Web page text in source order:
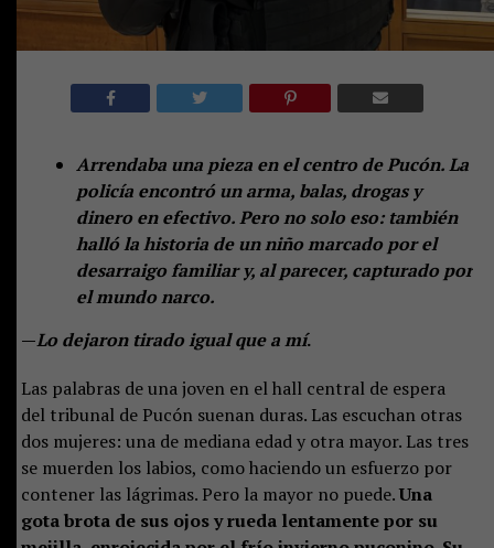
Arrendaba una pieza en el centro de Pucón. La
policía encontró un arma, balas, drogas y
dinero en efectivo. Pero no solo eso: también
halló la historia de un niño marcado por el
desarraigo familiar y, al parecer, capturado por
el mundo narco.
—Lo dejaron tirado igual que a mí.
Las palabras de una joven en el hall central de espera
del tribunal de Pucón suenan duras. Las escuchan otras
dos mujeres: una de mediana edad y otra mayor. Las tres
se muerden los labios, como haciendo un esfuerzo por
contener las lágrimas. Pero la mayor no puede.Una
gota brota de sus ojos y rueda lentamente por su